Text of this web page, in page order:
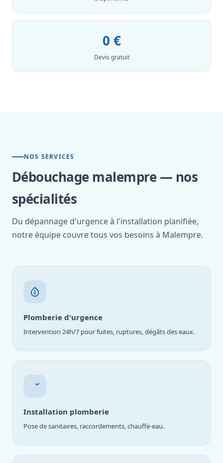
0 €
Devis gratuit
NOS SERVICES
Débouchage malempre — nos
spécialités
Du dépannage d'urgence à l'installation planifiée,
notre équipe couvre tous vos besoins à Malempre.
Plomberie d'urgence
Intervention 24h/7 pour fuites, ruptures, dégâts des eaux.
Installation plomberie
Pose de sanitaires, raccordements, chauffe-eau.